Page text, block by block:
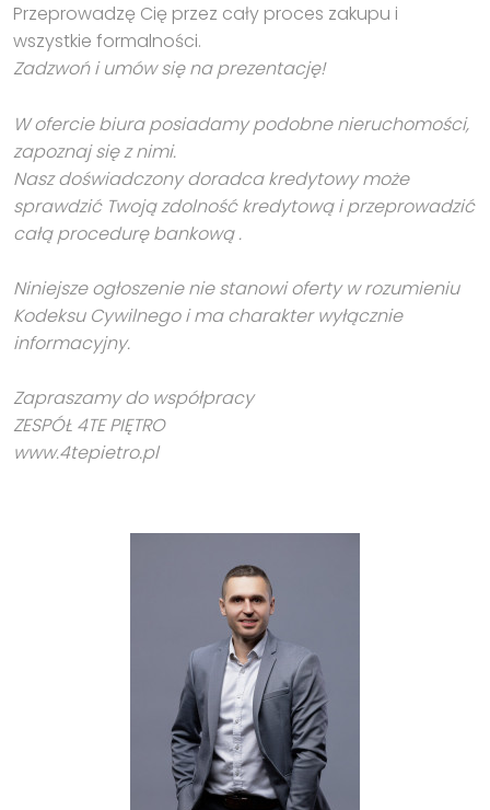
Przeprowadzę Cię przez cały proces zakupu i
wszystkie formalności.
Zadzwoń i umów się na prezentację!
W ofercie biura posiadamy podobne nieruchomości,
zapoznaj się z nimi.
Nasz doświadczony doradca kredytowy może
sprawdzić Twoją zdolność kredytową i przeprowadzić
całą procedurę bankową .
Niniejsze ogłoszenie nie stanowi oferty w rozumieniu
Kodeksu Cywilnego i ma charakter wyłącznie
informacyjny.
Zapraszamy do współpracy
ZESPÓŁ 4TE PIĘTRO
www.4tepietro.pl